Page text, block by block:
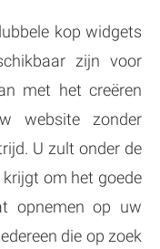
kop widgets
zijn voor
met het creëren
website zonder
U zult onder de
om het goede
opnemen op uw
die op zoek